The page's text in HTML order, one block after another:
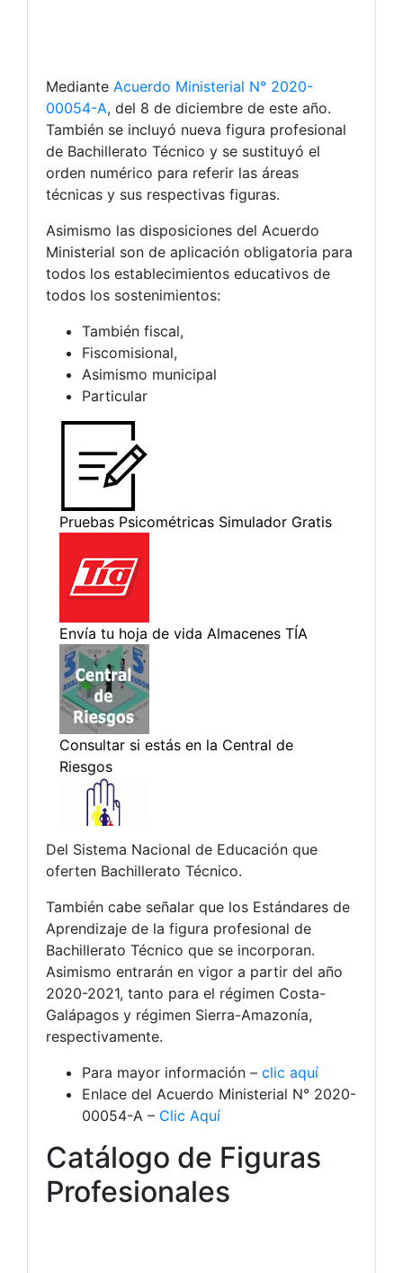
Mediante Acuerdo Ministerial N° 2020-
00054-A, del 8 de diciembre de este año.
También se incluyó nueva figura profesional
de Bachillerato Técnico y se sustituyó el
orden numérico para referir las áreas
técnicas y sus respectivas figuras.
Asimismo las disposiciones del Acuerdo
Ministerial son de aplicación obligatoria para
todos los establecimientos educativos de
todos los sostenimientos:
También fiscal,
Fiscomisional,
Asimismo municipal
Particular
Del Sistema Nacional de Educación que
oferten Bachillerato Técnico.
También cabe señalar que los Estándares de
Aprendizaje de la figura profesional de
Bachillerato Técnico que se incorporan.
Asimismo entrarán en vigor a partir del año
2020-2021, tanto para el régimen Costa-
Galápagos y régimen Sierra-Amazonía,
respectivamente.
Para mayor información – clic aquí
Enlace del Acuerdo Ministerial N° 2020-
00054-A – Clic Aquí
Catálogo de Figuras
Profesionales